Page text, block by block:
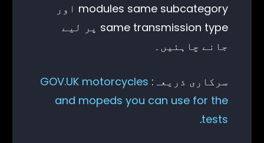
modules same subcategory اور
same transmission type پر لیے
جانے چاہئیں۔
سرکاری ذریعہ: GOV.UK motorcycles
and mopeds you can use for the
tests
.